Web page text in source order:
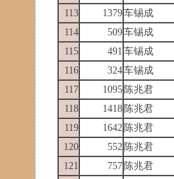
113
1379车锡成
114
509车锡成
115
491 车锡成
116
324车锡成
117
1095 陈兆君
118
1418 陈兆君
119
1642 陈兆君
120
552 陈兆君
121
757 陈兆君